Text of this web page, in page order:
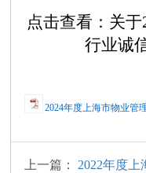
点击查看：关
行业诚
2024年度上海市物业管
上一篇： 2022年度